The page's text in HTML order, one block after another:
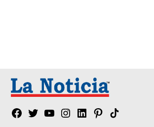
Facebook
TwitterYouTubeInstagram
LinkedinPinterest
Tik